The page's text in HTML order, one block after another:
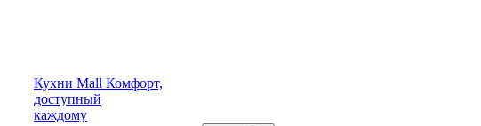
Кухни Mall Комфорт,
доступный
каждому